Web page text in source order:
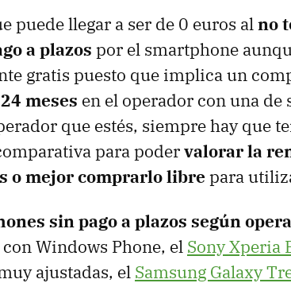
puede llegar a ser de 0 euros alno
a plazos por el smartphone
gratis puesto que implica un
meses en el operador con una de
que estés, siempre hay que
para podervalorar la
o mejor comprarlo libre para
sin pago a plazos según
con Windows Phone, el Sony Xperia
ajustadas, el Samsung Galaxy